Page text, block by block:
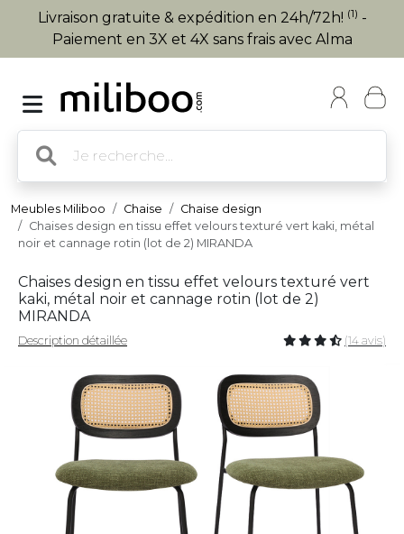
Livraison gratuite & expédition en 24h/72h! (1) -
Paiement en 3X et 4X sans frais avec Alma
Meubles Miliboo Chaise
Chaise design
Chaises design en tissu effet velours texturé vert kaki, métal
noir et cannage rotin (lot de 2) MIRANDA
Chaises design en tissu effet velours texturé vert
kaki, métal noir et cannage rotin (lot de 2)
MIRANDA
Description détaillée (14 avis)